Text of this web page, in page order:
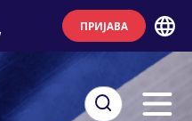
ПРИЈАВА